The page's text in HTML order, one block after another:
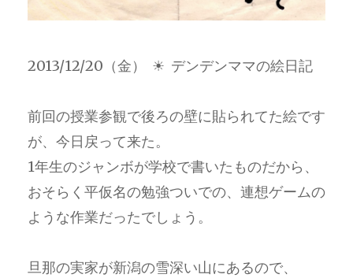
2013/12/20（金） ☀ デンデンママの絵日記
前回の授業参観で後ろの壁に貼られてた絵です
が、今日戻って来た。
1年生のジャンボが学校で書いたものだから、
おそらく平仮名の勉強ついでの、連想ゲームの
ような作業だったでしょう。
旦那の実家が新潟の雪深い山にあるので、